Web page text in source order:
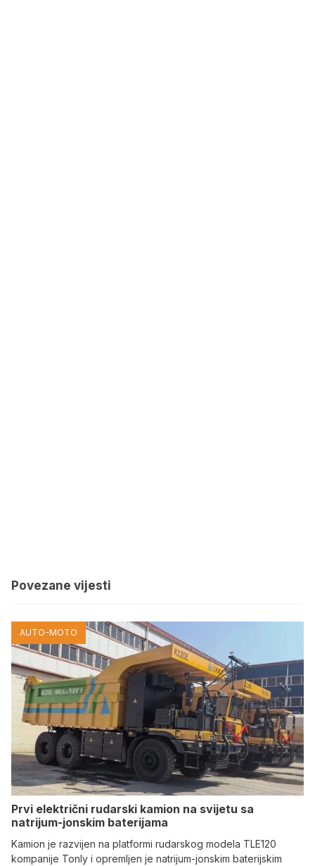
Povezane vijesti
AUTO-MOTO
Prvi električni rudarski kamion na svijetu sa
natrijum-jonskim baterijama
Kamion je razvijen na platformi rudarskog modela TLE120
kompanije Tonly i opremljen je natrijum-jonskim baterijskim